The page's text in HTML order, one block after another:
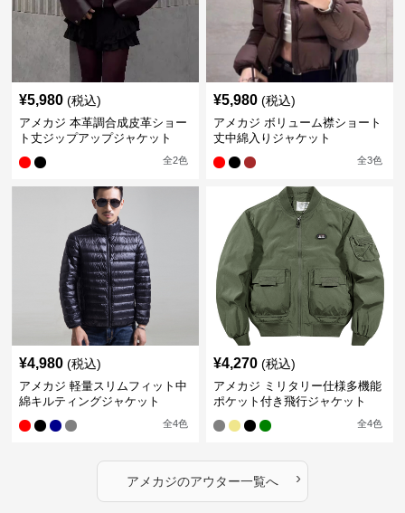
¥5,980 (税込)
アメカジ 本革調合成皮革ショー
ト丈ジップアップジャケット
全2色
¥5,980 (税込)
アメカジ ボリューム襟ショート
丈中綿入りジャケット
全3色
¥4,980 (税込)
アメカジ 軽量スリムフィット中
綿キルティングジャケット
全4色
¥4,270 (税込)
アメカジ ミリタリー仕様多機能
ポケット付き飛行ジャケット
全4色
アメカジのアウター一覧へ ›